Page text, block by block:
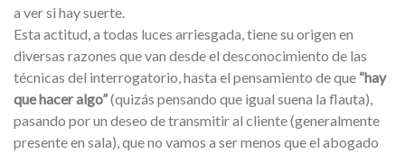
a ver si hay suerte.
Esta actitud, a todas luces arriesgada, tiene su origen en
diversas razones que van desde el desconocimiento de las
técnicas del interrogatorio, hasta el pensamiento de que “hay
que hacer algo”(quizás pensando que igual suena la flauta),
pasando por un deseo de transmitir al cliente (generalmente
presente en sala), que no vamos a ser menos que el abogado